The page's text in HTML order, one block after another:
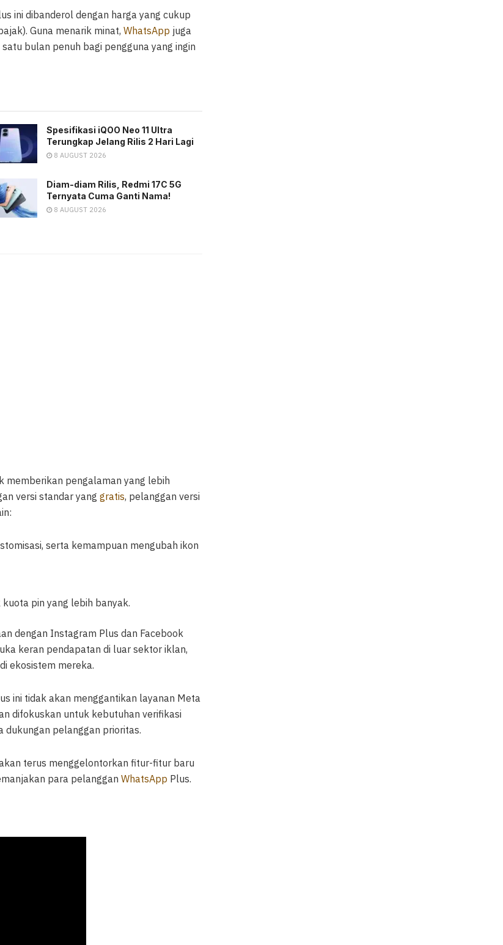
ini dibanderol dengan harga yang cukup
Guna menarik minat, WhatsApp juga
bulan penuh bagi pengguna yang ingin
Spesifikasi iQOO Neo 11 Ultra
Terungkap Jelang Rilis 2 Hari Lagi
8 AUGUST 2026
Diam-diam Rilis, Redmi 17C 5G
Ternyata Cuma Ganti Nama!
8 AUGUST 2026
memberikan pengalaman yang lebih
versi standar yang gratis, pelanggan versi
serta kemampuan mengubah ikon
pin yang lebih banyak.
dengan Instagram Plus dan Facebook
keran pendapatan di luar sektor iklan,
ekosistem mereka.
ini tidak akan menggantikan layanan Meta
difokuskan untuk kebutuhan verifikasi
dukungan pelanggan prioritas.
terus menggelontorkan fitur-fitur baru
para pelanggan WhatsApp Plus.